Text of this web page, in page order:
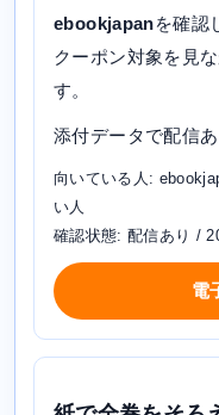
ebookjapanを確認
クーポン対象を見
す。
添付データで配信あ
向いている人:
い人
確認状態: 配信あり /
電